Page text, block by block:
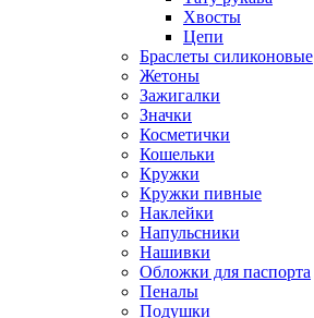
Хвосты
Цепи
Браслеты силиконовые
Жетоны
Зажигалки
Значки
Косметички
Кошельки
Кружки
Кружки пивные
Наклейки
Напульсники
Нашивки
Обложки для паспорта
Пеналы
Подушки